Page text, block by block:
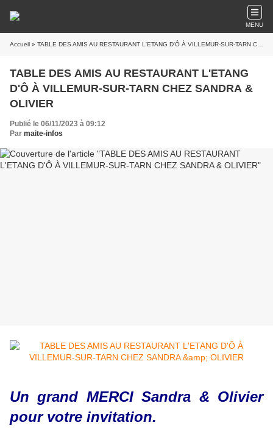
MENU
Accueil » TABLE DES AMIS AU RESTAURANT L'ETANG D'Ô À VILLEMUR-SUR-TARN CHEZ SANDRA & OLIVIER
TABLE DES AMIS AU RESTAURANT L'ETANG
D'Ô À VILLEMUR-SUR-TARN CHEZ SANDRA &
OLIVIER
Publié le 06/11/2023 à 09:12
Par maite-infos
Un grand MERCI Sandra & Olivier
pour votre invitation.